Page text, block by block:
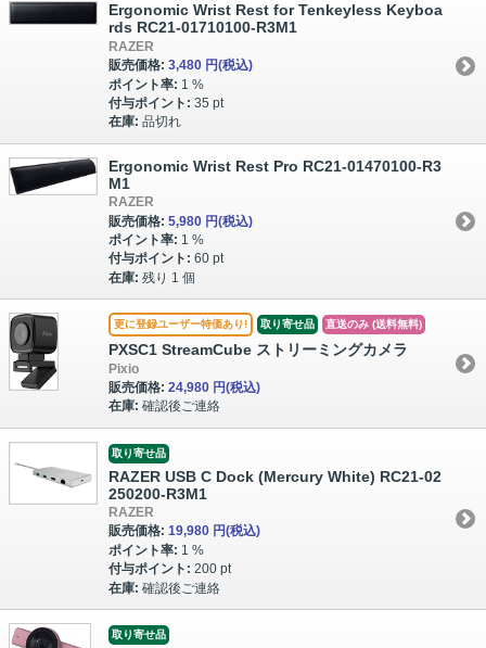
Ergonomic Wrist Rest for Tenkeyless Keyboa
rds RC21-01710100-R3M1
RAZER
販売価格: 3,480 円(税込)
ポイント率: 1 %
付与ポイント: 35 pt
在庫: 品切れ
Ergonomic Wrist Rest Pro RC21-01470100-R3
M1
RAZER
販売価格: 5,980 円(税込)
ポイント率: 1 %
付与ポイント: 60 pt
在庫: 残り 1 個
更に登録ユーザー特価あり! 取り寄せ品 直送のみ (送料無料)
PXSC1 StreamCube ストリーミングカメラ
Pixio
販売価格: 24,980 円(税込)
在庫: 確認後ご連絡
取り寄せ品
RAZER USB C Dock (Mercury White) RC21-02
250200-R3M1
RAZER
販売価格: 19,980 円(税込)
ポイント率: 1 %
付与ポイント: 200 pt
在庫: 確認後ご連絡
取り寄せ品